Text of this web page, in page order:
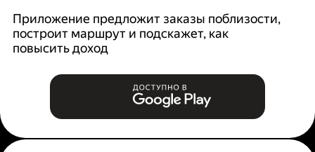
Приложение предложит заказы поблизости,
построит маршрут и подскажет, как
повысить доход